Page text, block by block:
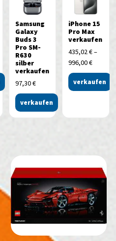
Samsung
Galaxy
Buds 3
Pro SM-
R630
silber
verkaufen
97,30€
verkaufen
iPhone 15
Pro Max
verkaufen
435,02€–
996,00€
verkaufen